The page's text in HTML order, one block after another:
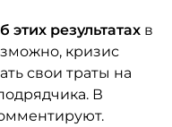
результатах в
кризис
свои траты на
В